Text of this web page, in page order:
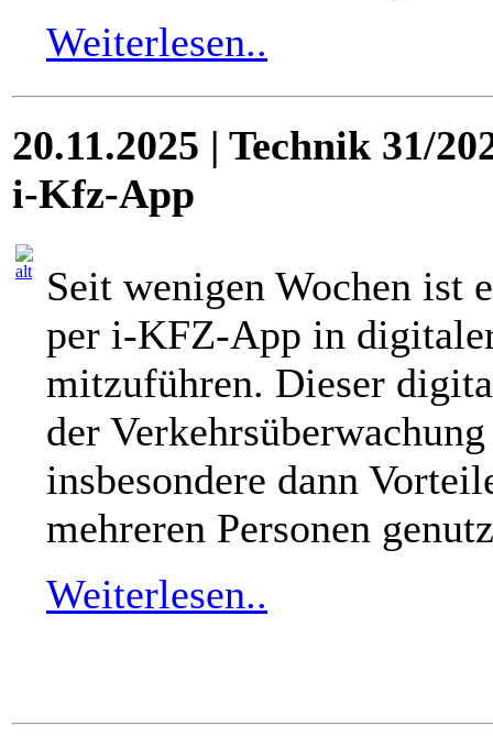
Weiterlesen..
20.11.2025 | Technik 31/
i-Kfz-App
Seit wenigen Wochen ist
per i-KFZ-App in
mitzuführen. Dieser
der
insbesondere dann
mehreren Personen
Weiterlesen..